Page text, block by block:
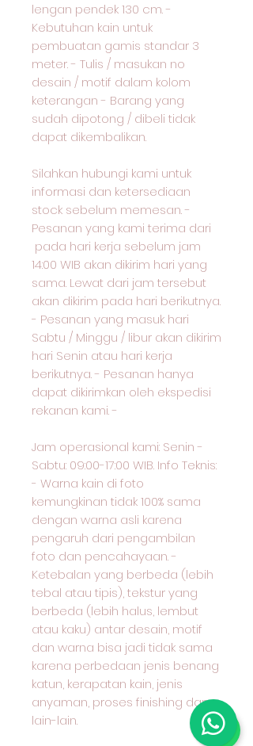
lengan pendek 130 cm. -
Kebutuhan kain untuk
pembuatan gamis standar 3
meter. - Tulis / masukan no
desain / motif dalam kolom
keterangan - Barang yang
sudah dipotong / dibeli tidak
dapat dikembalikan.
Silahkan hubungi kami untuk
informasi dan ketersediaan
stock sebelum memesan. -
Pesanan yang kami terima dari
pada hari kerja sebelum jam
14:00 WIB akan dikirim hari yang
sama. Lewat dari jam tersebut
akan dikirim pada hari berikutnya.
- Pesanan yang masuk hari
Sabtu / Minggu / libur akan dikirim
hari Senin atau hari kerja
berikutnya. - Pesanan hanya
dapat dikirimkan oleh ekspedisi
rekanan kami. -
Jam operasional kami: Senin -
Sabtu: 09:00-17:00 WIB. Info Teknis:
- Warna kain di foto
kemungkinan tidak 100% sama
dengan warna asli karena
pengaruh dari pengambilan
foto dan pencahayaan. -
Ketebalan yang berbeda (lebih
tebal atau tipis), tekstur yang
berbeda (lebih halus, lembut
atau kaku) antar desain, motif
dan warna bisa jadi tidak sama
karena perbedaan jenis benang
katun, kerapatan kain, jenis
anyaman, proses finishing dan
lain-lain.